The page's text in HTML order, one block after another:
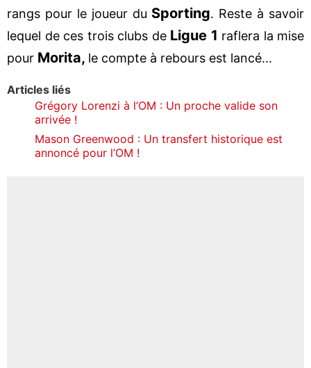
rangs pour le joueur du Sporting. Reste à savoir
lequel de ces trois clubs de Ligue 1 raflera la mise
pour Morita, le compte à rebours est lancé...
Articles liés
Grégory Lorenzi à l’OM : Un proche valide son
arrivée !
Mason Greenwood : Un transfert historique est
annoncé pour l’OM !